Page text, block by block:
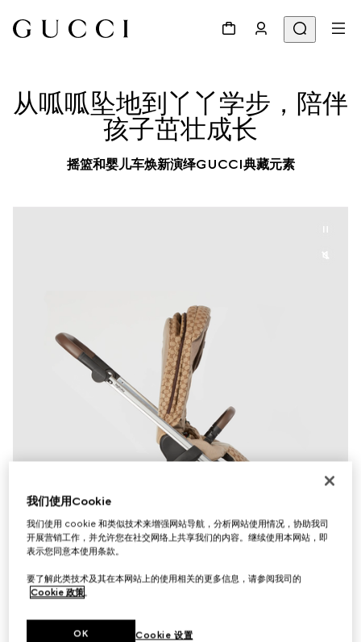
从呱呱坠地到丫丫学步，陪伴
孩子茁壮成长
摇篮和婴儿车焕新演绎GUCCI典藏元素
我们使用Cookie
我们使用 cookie 和类似技术来增强网站导航，分析网站使用情况，协助我司
开展营销工作，并允许您在社交网络上共享我们的内容。继续使用本网站，即
表示您同意本使用条款。
要了解此类技术及其在本网站上的使用相关的更多信息，请参阅我司的
Cookie 政策。
Cookie 设置
OK